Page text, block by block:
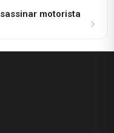
motorista